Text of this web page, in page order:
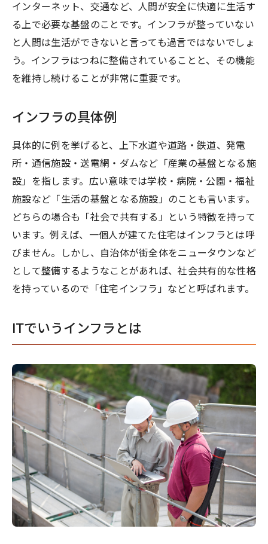
インターネット、交通など、人間が安全に快適に生活す
る上で必要な基盤のことです。インフラが整っていない
と人間は生活ができないと言っても過言ではないでしょ
う。インフラはつねに整備されていることと、その機能
を維持し続けることが非常に重要です。
インフラの具体例
具体的に例を挙げると、上下水道や道路・鉄道、発電
所・通信施設・送電網・ダムなど「産業の基盤となる施
設」を指します。広い意味では学校・病院・公園・福祉
施設など「生活の基盤となる施設」のことも言います。
どちらの場合も「社会で共有する」という特徴を持って
います。例えば、一個人が建てた住宅はインフラとは呼
びません。しかし、自治体が街全体をニュータウンなど
として整備するようなことがあれば、社会共有的な性格
を持っているので「住宅インフラ」などと呼ばれます。
ITでいうインフラとは